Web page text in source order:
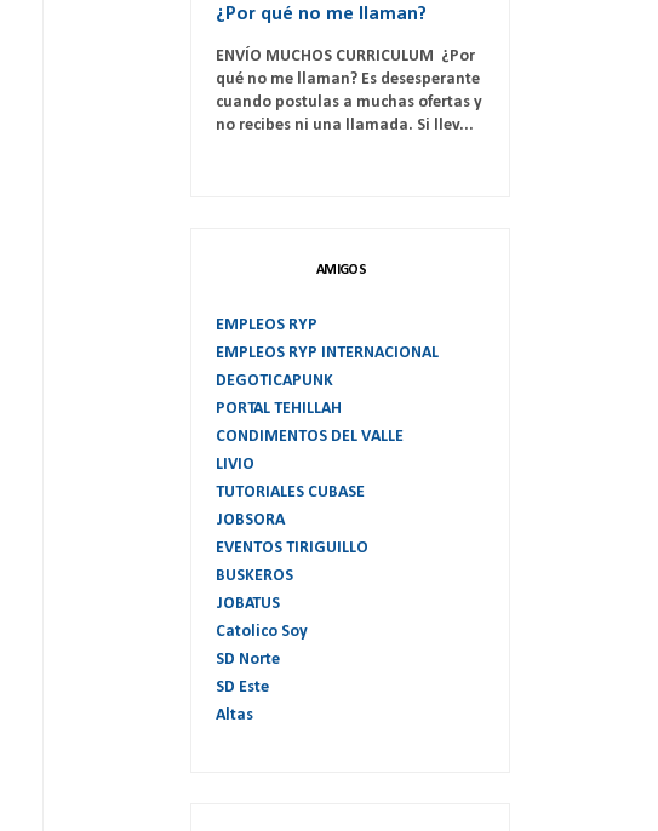
¿Por qué no me llaman?
ENVÍO MUCHOS CURRICULUM ¿Por
qué no me llaman? Es desesperante
cuando postulas a muchas ofertas y
no recibes ni una llamada. Si llev...
AMIGOS
EMPLEOS RYP
EMPLEOS RYP INTERNACIONAL
DEGOTICAPUNK
PORTAL TEHILLAH
CONDIMENTOS DEL VALLE
LIVIO
TUTORIALES CUBASE
JOBSORA
EVENTOS TIRIGUILLO
BUSKEROS
JOBATUS
Catolico Soy
SD Norte
SD Este
Altas